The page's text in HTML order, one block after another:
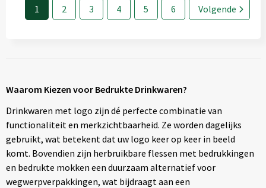
1 2 3 4 5 6 Volgende
Waarom Kiezen voor Bedrukte Drinkwaren?
Drinkwaren met logo zijn dé perfecte combinatie van
functionaliteit en merkzichtbaarheid. Ze worden dagelijks
gebruikt, wat betekent dat uw logo keer op keer in beeld
komt. Bovendien zijn herbruikbare flessen met bedrukkingen
en bedrukte mokken een duurzaam alternatief voor
wegwerpverpakkingen, wat bijdraagt aan een